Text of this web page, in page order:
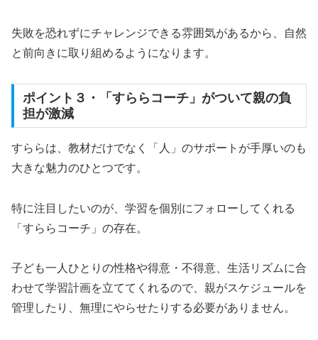
失敗を恐れずにチャレンジできる雰囲気があるから、自然
と前向きに取り組めるようになります。
ポイント３・「すららコーチ」がついて親の負
担が激減
すららは、教材だけでなく「人」のサポートが手厚いのも
大きな魅力のひとつです。
特に注目したいのが、学習を個別にフォローしてくれる
「すららコーチ」の存在。
子ども一人ひとりの性格や得意・不得意、生活リズムに合
わせて学習計画を立ててくれるので、親がスケジュールを
管理したり、無理にやらせたりする必要がありません。